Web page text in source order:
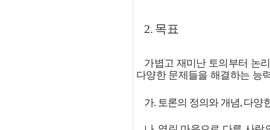
2. 목표
가볍고 재미난 토의부터 논
다양한 문제들을 해결하는 능
가. 토론의 정의와 개념, 다양